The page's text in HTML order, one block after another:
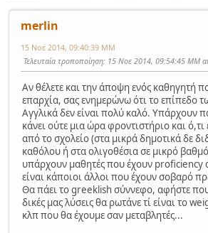
merlin
15 Νοε 2014, 09:40:39 ΜΜ
Τελευταία τροποποίηση: 15 Νοε 2014, 09:54:45 ΜΜ
Αν θέλετε και την άποψη ενός καθηγητή
επαρχία, σας ενημερώνω ότι το επίπεδο
Αγγλικά δεν είναι πολύ καλό. Υπάρχουν
κάνει ούτε μια ώρα φροντιστήριο και ό,τι
από το σχολείο (στα μικρά δημοτικά δε
καθόλου ή στα ολιγοθέσια σε μικρό
υπάρχουν μαθητές που έχουν proficiency
είναι κάποιοι άλλοι που έχουν σοβαρό
Θα πάει το greeklish σύννεφο, αφήστε
δικές μας λύσεις θα ρωτάνε τί είναι το
κλπ που θα έχουμε σαν μεταβλητές...